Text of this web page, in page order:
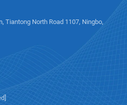
Tiantong North Road 1107, Ningbo,